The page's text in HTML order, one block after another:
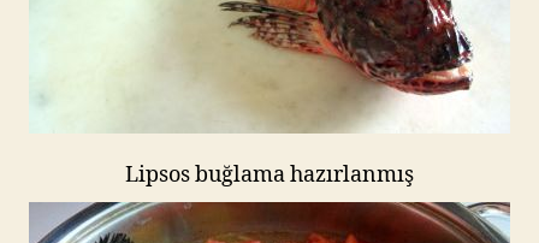
Lipsos buğlama hazırlanmış